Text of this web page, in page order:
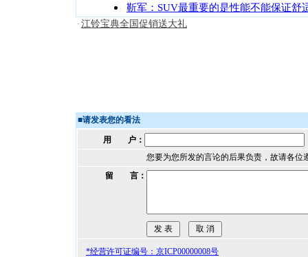
靳军：SUV最重要的是性能不能保证舒
· 江铃宝典全国促销送大礼
■请发表您的看法
用 户：
您要为您所发的言论的后果负责，故请各位
留 言：
*经营许可证编号：京ICP00000008号